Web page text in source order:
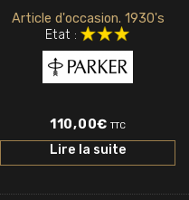
Article d'occasion. 1930's
Etat :
110,00€ TTC
Lire la suite